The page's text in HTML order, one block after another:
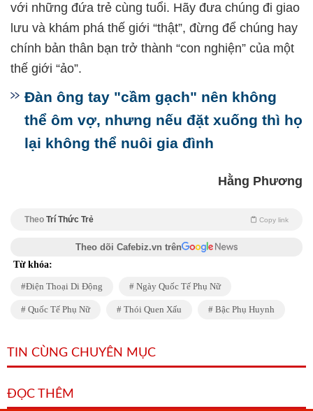
với những đứa trẻ cùng tuổi. Hãy đưa chúng đi giao
lưu và khám phá thế giới “thật”, đừng để chúng hay
chính bản thân bạn trở thành “con nghiện” của một
thế giới “ảo”.
Đàn ông tay "cầm gạch" nên không
thể ôm vợ, nhưng nếu đặt xuống thì họ
lại không thể nuôi gia đình
Hằng Phương
Theo Trí Thức Trẻ Copy link
Theo dõi Cafebiz.vn trên
Từ khóa:
Điện Thoại Di Động Ngày Quốc Tế Phụ Nữ
Quốc Tế Phụ Nữ Thói Quen Xấu Bậc Phụ Huynh
TIN CÙNG CHUYÊN MỤC
ĐỌC THÊM